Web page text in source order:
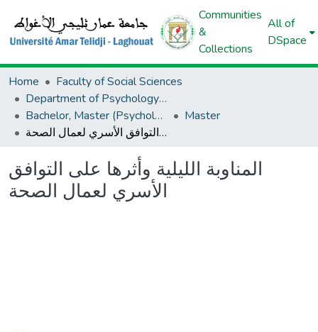
Communities
&
Collections
All of
DSpace
Home
Faculty of Social Sciences
Department of Psychology And Educational Sciences And Orthoponia
Bachelor, Master (Psychology And Educational Sciences And Orthoponia)
Master
المناوبة الليلية وأثرها على التوافق الأسري لعمال الصحة
المناوبة الليلية وأثرها على التوافق
الأسري لعمال الصحة